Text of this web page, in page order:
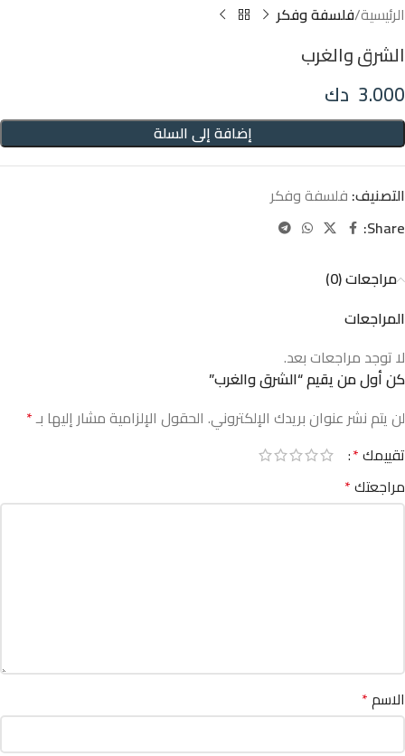
الرئيسية فلسفة وفكر
الشرق والغرب
3.000 دك
إضافة إلى السلة
التصنيف: فلسفة وفكر
Share:
مراجعات (0)
المراجعات
لا توجد مراجعات بعد.
كن أول من يقيم “الشرق والغرب”
لن يتم نشر عنوان بريدك الإلكتروني. الحقول الإلزامية مشار إليها بـ*
تقييمك*
مراجعتك*
الاسم*